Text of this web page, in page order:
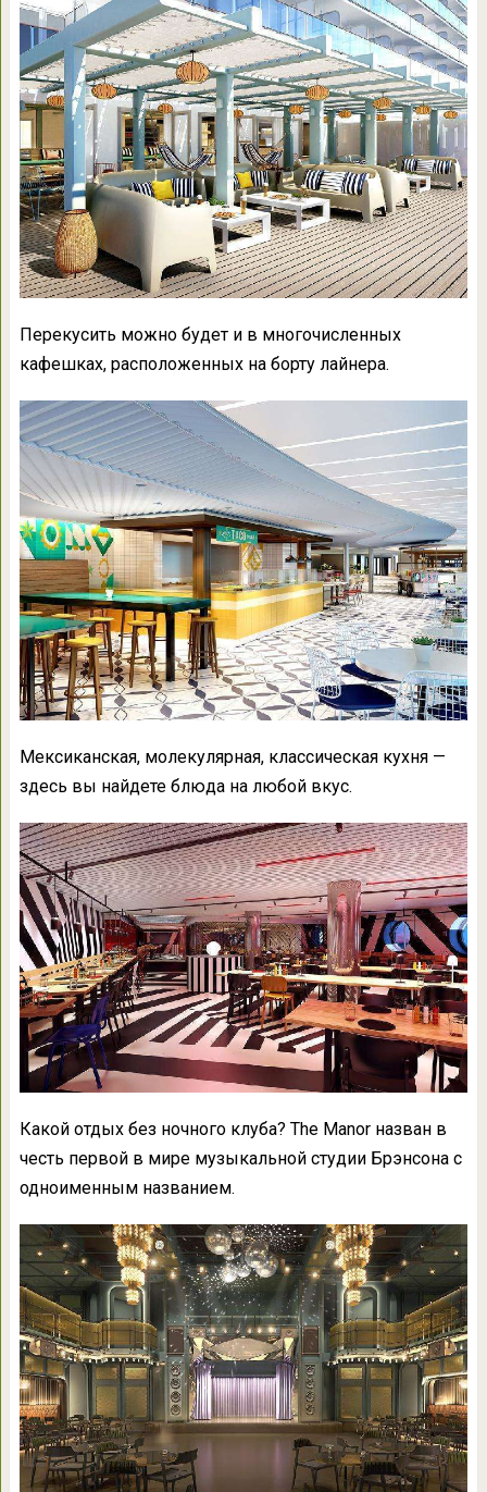
Перекусить можно будет и в многочисленных
кафешках, расположенных на борту лайнера.
Мексиканская, молекулярная, классическая кухня —
здесь вы найдете блюда на любой вкус.
Какой отдых без ночного клуба? The Manor назван в
честь первой в мире музыкальной студии Брэнсона с
одноименным названием.